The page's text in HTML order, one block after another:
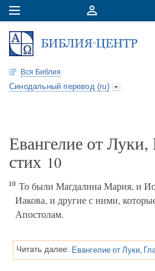
Вся Библия
Синодальный перевод (ru)
Евангелие от Луки,
стих 10
10 То были Магдалина Мария, и
Иакова, и другие с ними,
Апостолам.
Читать далее: